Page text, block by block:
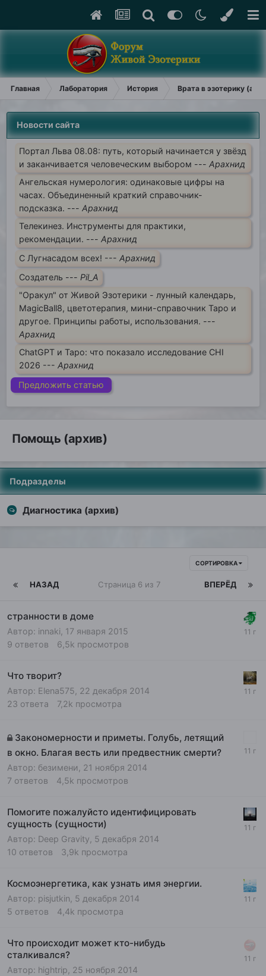
Главная Лаборатория История Врата в эзотерику
Новости сайта
Портал Льва 08.08: путь, который начинается у звёзд
и заканчивается человеческим выбором --- Арахнид
Ангельская нумерология: одинаковые цифры на
часах. Объединенный краткий справочник-
подсказка. --- Арахнид
Телекинез. Инструменты для практики,
рекомендации. --- Арахнид
С Лугнасадом всех! --- Арахнид
Создатель --- Pil_A
"Оракул" от Живой Эзотерики - лунный календарь,
MagicBall8, цветотерапия, мини-справочник Таро и
другое. Принципы работы, использования. ---
Арахнид
ChatGPT и Таро: что показало исследование CHI
2026 --- Арахнид
Предложить статью
Помощь (архив)
Подразделы
Диагностика (архив)
СОРТИРОВКА
НАЗАД ВПЕРЁД
Страница 6 из 7
странности в доме
Автор: innaki 17 января 2015
9 ответов 6,5k просмотров
Что творит?
Автор: Elena575 22 декабря 2014
23 ответа 7,2k просмотра
Закономерности и приметы. Голубь, летящий
в окно. Благая весть или предвестник смерти?
Автор: безимени 21 ноября 2014
7 ответов 4,5k просмотров
Помогите пожалуйсто идентифицировать
сущность (сущности)
Автор: Deep Gravity 5 декабря 2014
10 ответов 3,9k просмотра
Космоэнергетика, как узнать имя энергии.
Автор: pisjutkin 5 декабря 2014
5 ответов 4,4k просмотра
Что происходит может кто-нибудь
сталкивался?
Автор: hightrip 25 ноября 2014